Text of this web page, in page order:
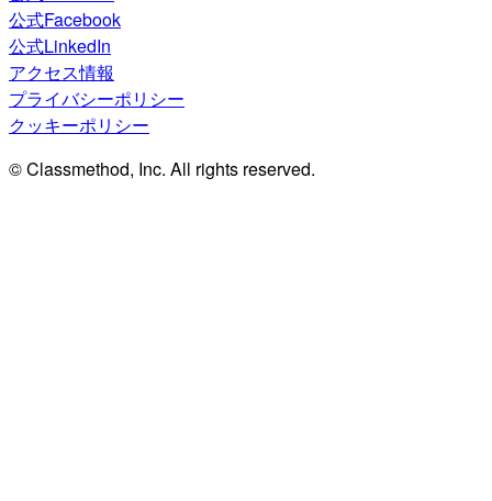
公式Facebook
公式LinkedIn
アクセス情報
プライバシーポリシー
クッキーポリシー
© Classmethod, Inc. All rights reserved.